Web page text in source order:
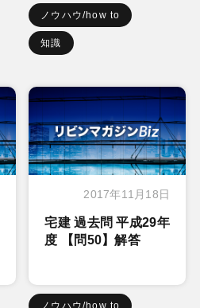
ノウハウ/how to
知識
2017年11月18日
宅建 過去問 平成29年
度 【問50】解答
ノウハウ/how to